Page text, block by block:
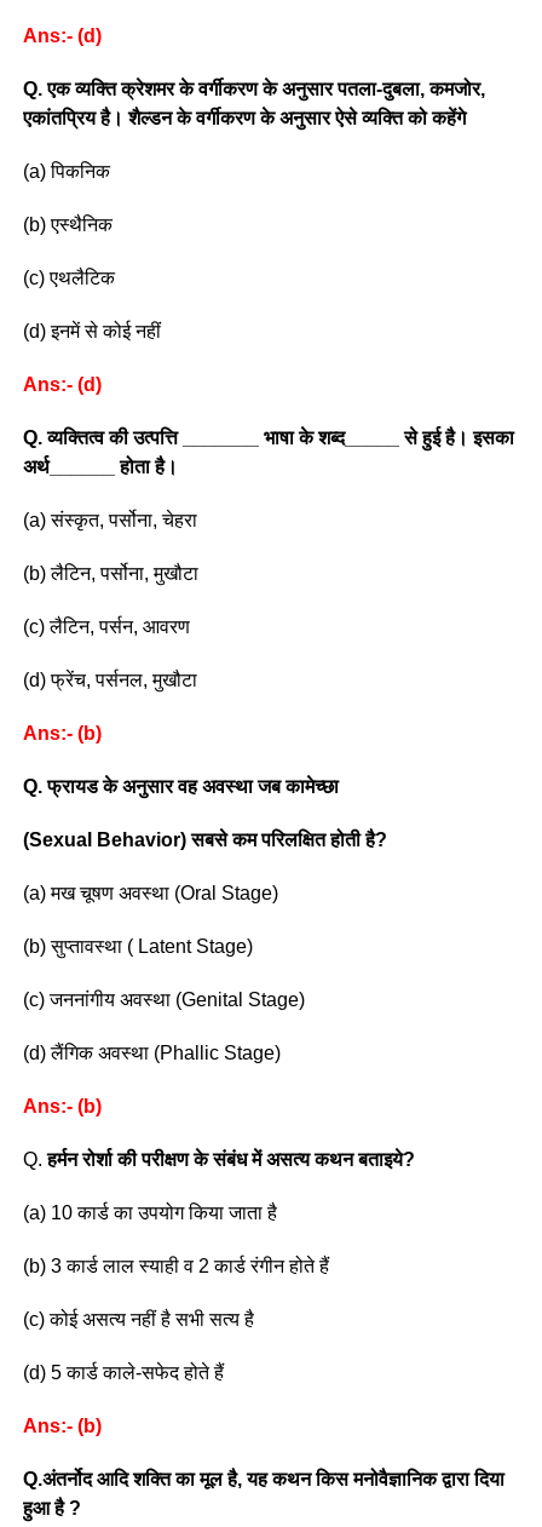
Ans:- (d)
Q. एक व्यक्ति क्रेशमर के वर्गीकरण के अनुसार पतला-दुबला, कमजोर,
एकांतप्रिय है। शैल्डन के वर्गीकरण के अनुसार ऐसे व्यक्ति को कहेंगे
(a) पिकनिक
(b) एस्थैनिक
(c) एथलैटिक
(d) इनमें से कोई नहीं
Ans:- (d)
Q. व्यक्तित्व की उत्पत्ति _______ भाषा के शब्द_____ से हुई है। इसका
अर्थ______ होता है।
(a) संस्कृत, पर्सोना, चेहरा
(b) लैटिन, पर्सोना, मुखौटा
(c) लैटिन, पर्सन, आवरण
(d) फ्रेंच, पर्सनल, मुखौटा
Ans:- (b)
Q. फ्रायड के अनुसार वह अवस्था जब कामेच्छा
(Sexual Behavior) सबसे कम परिलक्षित होती है?
(a) मख चूषण अवस्था (Oral Stage)
(b) सुप्तावस्था ( Latent Stage)
(c) जननांगीय अवस्था (Genital Stage)
(d) लैंगिक अवस्था (Phallic Stage)
Ans:- (b)
Q.हर्मन रोर्शा की परीक्षण के संबंध में असत्य कथन बताइये?
(a) 10 कार्ड का उपयोग किया जाता है
(b) 3 कार्ड लाल स्याही व 2 कार्ड रंगीन होते हैं
(c) कोई असत्य नहीं है सभी सत्य है
(d) 5 कार्ड काले-सफेद होते हैं
Ans:- (b)
Q.अंतर्नोद आदि शक्ति का मूल है, यह कथन किस मनोवैज्ञानिक द्वारा दिया
हुआ है ?